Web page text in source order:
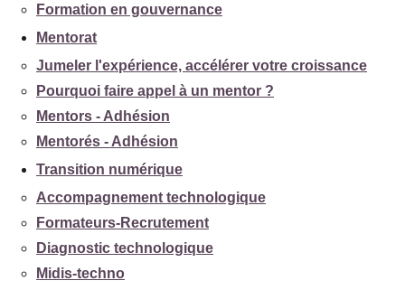
Formation en gouvernance
Mentorat
Jumeler l'expérience, accélérer votre croissance
Pourquoi faire appel à un mentor ?
Mentors - Adhésion
Mentorés - Adhésion
Transition numérique
Accompagnement technologique
Formateurs-Recrutement
Diagnostic technologique
Midis-techno